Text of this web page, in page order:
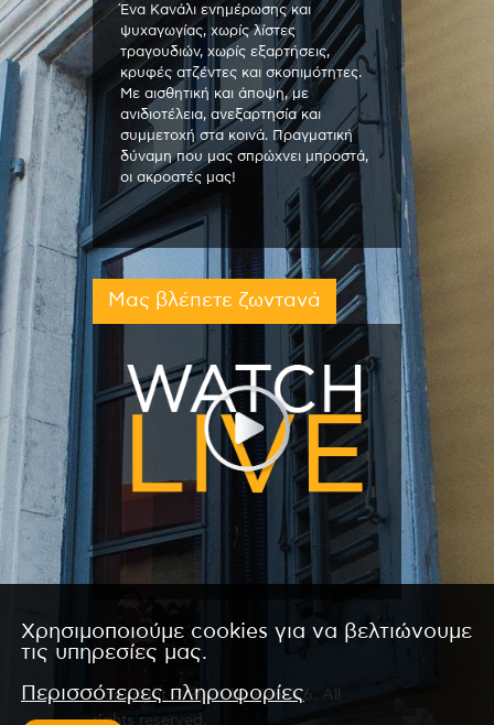
Ένα Κανάλι ενημέρωσης και
ψυχαγωγίας, χωρίς λίστες
τραγουδιών, χωρίς εξαρτήσεις,
κρυφές ατζέντες και σκοπιμότητες.
Με αισθητική και άποψη, με
ανιδιοτέλεια, ανεξαρτησία και
συμμετοχή στα κοινά. Πραγματική
δύναμη που μας σπρώχνει μπροστά,
οι ακροατές μας!
Μας βλέπετε ζωντανά
Copyright © 2026 by Kanali 6. All
rights reserved.
Χρησιμοποιούμε cookies για να βελτιώνουμε
τις υπηρεσίες μας.
Περισσότερες πληροφορίες